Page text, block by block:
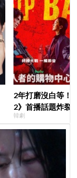
2年打磨沒白等！
2》首播話題炸裂
季找我，我就拍
韓劇